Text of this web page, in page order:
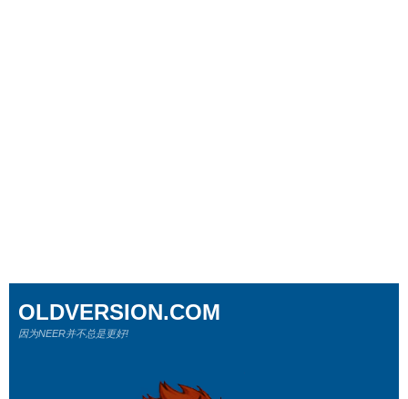
OLDVERSION.COM
因为NEER并不总是更好!